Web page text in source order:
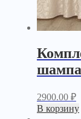
2900.00 ₽
В корзину